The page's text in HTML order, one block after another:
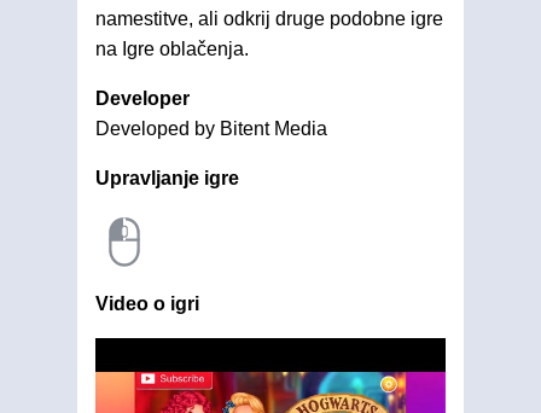
namestitve, ali odkrij druge podobne igre
na Igre oblačenja.
Developer
Developed by Bitent Media
Upravljanje igre
Video o igri